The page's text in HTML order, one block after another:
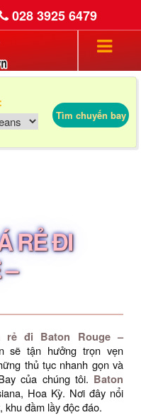
028 3925 6479
Tìm chuyến bay
RẺ ĐI
rẻ đi Baton Rouge –
sẽ tận hưởng trọn vẹn
thủ tục nhanh gọn và
của chúng tôi. Baton
Hoa Kỳ. Nơi đây nổi
khu đầm lầy độc đáo.